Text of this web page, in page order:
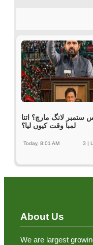
ستمبر لانگ مارچ؟ اتنا
لمبا وقت کیوں لیا؟
3 |
Today, 8:01 AM
About Us
We are largest